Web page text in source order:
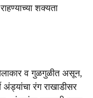
शक्यता
व गुळगुळीत असून,
अंड्यांचा रंग राखाडीसर